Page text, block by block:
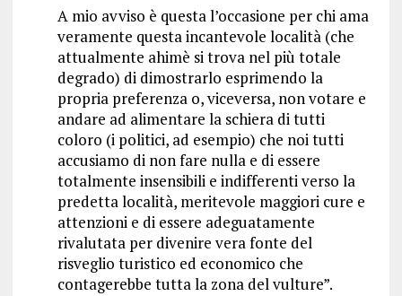
A mio avviso è questa l’occasione per chi ama
veramente questa incantevole località (che
attualmente ahimè si trova nel più totale
degrado) di dimostrarlo esprimendo la
propria preferenza o, viceversa, non votare e
andare ad alimentare la schiera di tutti
coloro (i politici, ad esempio) che noi tutti
accusiamo di non fare nulla e di essere
totalmente insensibili e indifferenti verso la
predetta località, meritevole maggiori cure e
attenzioni e di essere adeguatamente
rivalutata per divenire vera fonte del
risveglio turistico ed economico che
contagerebbe tutta la zona del vulture”.